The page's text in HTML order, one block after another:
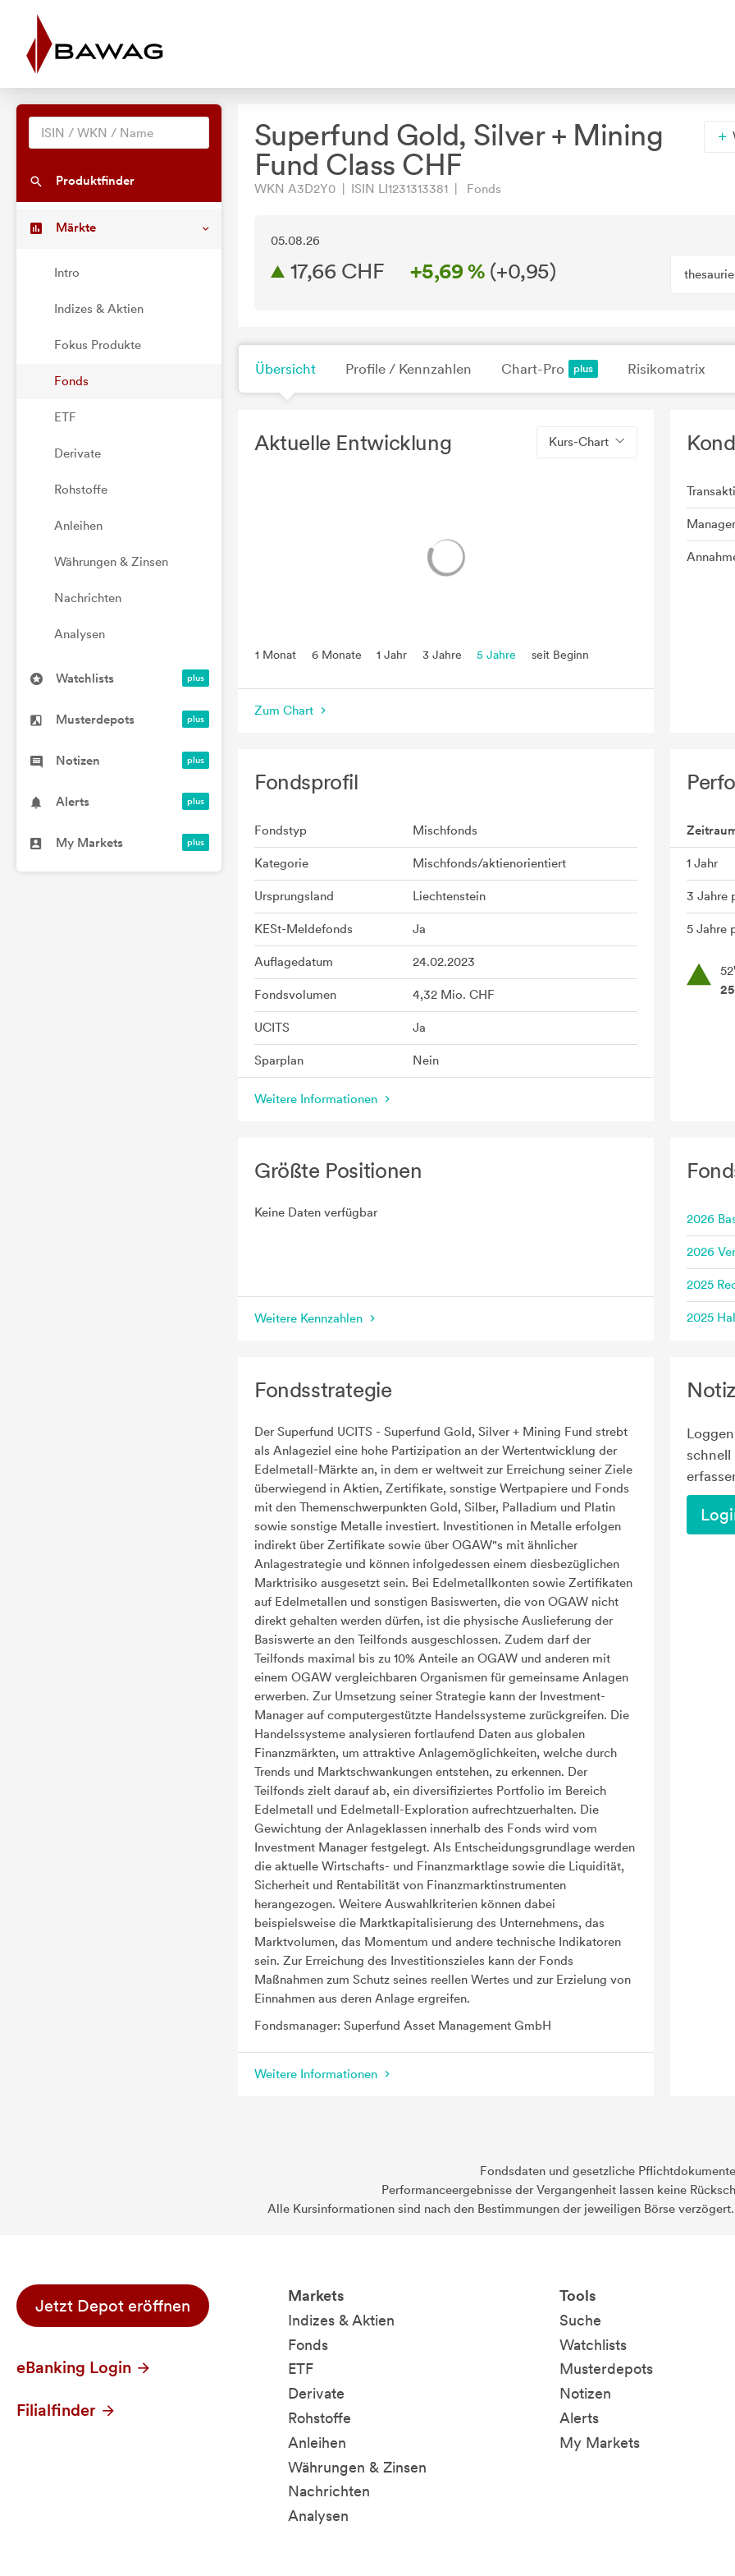
Produktfinder
Märkte
Intro
Indizes & Aktien
Fokus Produkte
Fonds
ETF
Derivate
Rohstoffe
Anleihen
Währungen & Zinsen
Nachrichten
Analysen
Watchlists
Musterdepots
Notizen
Alerts
My Markets
Superfund Gold, Silver + Mining
Fund Class CHF
WKN A3D2Y0 | ISIN LI1231313381 | Fonds
05.08.26
17,66 CHF +5,69 % (+0,95)
Übersicht Profile / Kennzahlen Chart-Pro Risikomatrix
Aktuelle Entwicklung Kurs-Chart
1 Monat 6 Monate 1 Jahr 3 Jahre 5 Jahre seit Beginn
Zum Chart
Fondsprofil
Fondstyp Mischfonds
Kategorie Mischfonds/aktienorientiert
Ursprungsland Liechtenstein
KESt-Meldefonds Ja
Auflagedatum 24.02.2023
Fondsvolumen 4,32 Mio. CHF
UCITS Ja
Sparplan Nein
Weitere Informationen
1 Jahr
3 Jahre
5 Jahre
Größte Positionen
Keine Daten verfügbar
Weitere Kennzahlen
2026
2026
2025
2025
Fondsstrategie
Der Superfund UCITS - Superfund Gold, Silver + Mining Fund strebt
als Anlageziel eine hohe Partizipation an der Wertentwicklung der
Edelmetall-Märkte an, in dem er weltweit zur Erreichung seiner Ziele
überwiegend in Aktien, Zertifikate, sonstige Wertpapiere und Fonds
mit den Themenschwerpunkten Gold, Silber, Palladium und Platin
sowie sonstige Metalle investiert. Investitionen in Metalle erfolgen
indirekt über Zertifikate sowie über OGAW"s mit ähnlicher
Anlagestrategie und können infolgedessen einem diesbezüglichen
Marktrisiko ausgesetzt sein. Bei Edelmetallkonten sowie Zertifikaten
auf Edelmetallen und sonstigen Basiswerten, die von OGAW nicht
direkt gehalten werden dürfen, ist die physische Auslieferung der
Basiswerte an den Teilfonds ausgeschlossen. Zudem darf der
Teilfonds maximal bis zu 10% Anteile an OGAW und anderen mit
einem OGAW vergleichbaren Organismen für gemeinsame Anlagen
erwerben. Zur Umsetzung seiner Strategie kann der Investment-
Manager auf computergestützte Handelssysteme zurückgreifen. Die
Handelssysteme analysieren fortlaufend Daten aus globalen
Finanzmärkten, um attraktive Anlagemöglichkeiten, welche durch
Trends und Marktschwankungen entstehen, zu erkennen. Der
Teilfonds zielt darauf ab, ein diversifiziertes Portfolio im Bereich
Edelmetall und Edelmetall-Exploration aufrechtzuerhalten. Die
Gewichtung der Anlageklassen innerhalb des Fonds wird vom
Investment Manager festgelegt. Als Entscheidungsgrundlage werden
die aktuelle Wirtschafts- und Finanzmarktlage sowie die Liquidität,
Sicherheit und Rentabilität von Finanzmarktinstrumenten
herangezogen. Weitere Auswahlkriterien können dabei
beispielsweise die Marktkapitalisierung des Unternehmens, das
Marktvolumen, das Momentum und andere technische Indikatoren
sein. Zur Erreichung des Investitionszieles kann der Fonds
Maßnahmen zum Schutz seines reellen Wertes und zur Erzielung von
Einnahmen aus deren Anlage ergreifen.
Fondsmanager: Superfund Asset Management GmbH
Weitere Informationen
schnell
Fondsdaten und gesetzliche
Performanceergebnisse der Vergangenheit lassen keine
Alle Kursinformationen sind nach den Bestimmungen der jeweiligen Börse
Jetzt Depot eröffnen
eBanking Login
Filialfinder
Markets
Indizes & Aktien
Fonds
ETF
Derivate
Rohstoffe
Anleihen
Währungen & Zinsen
Nachrichten
Analysen
Tools
Suche
Watchlists
Musterdepots
Notizen
Alerts
My Markets